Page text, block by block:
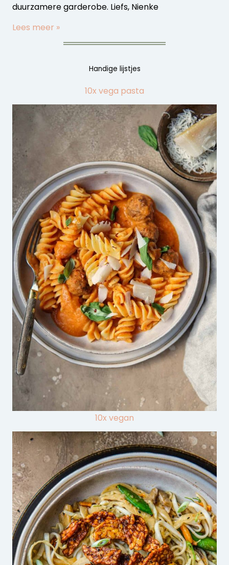
duurzamere garderobe. Liefs, Nienke
Lees meer »
Handige lijstjes
10x vega pasta
10x vegan